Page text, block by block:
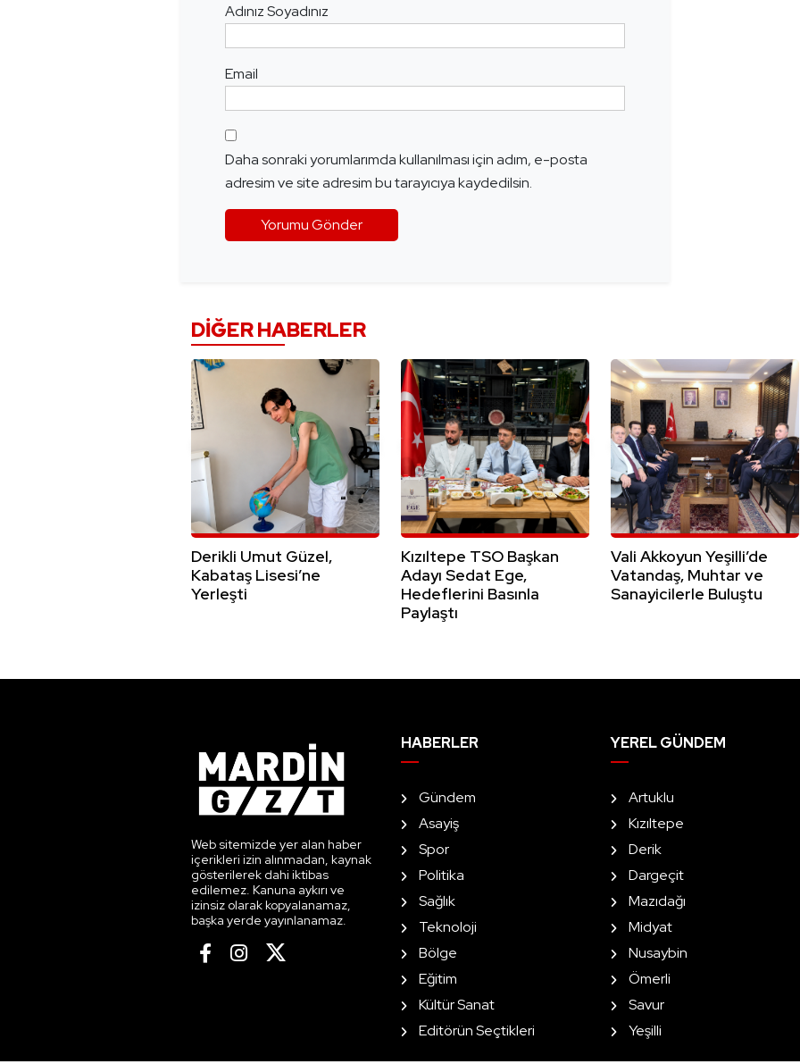
Adınız Soyadınız
Email
Daha sonraki yorumlarımda kullanılması için adım, e-posta
adresim ve site adresim bu tarayıcıya kaydedilsin.
DIĞER HABERLER
Derikli Umut Güzel,
Kabataş Lisesi’ne
Yerleşti
Kızıltepe TSO Başkan
Adayı Sedat Ege,
Hedeflerini Basınla
Paylaştı
Vali Akkoyun Yeşilli’de
Vatandaş, Muhtar ve
Sanayicilerle Buluştu
Web sitemizde yer alan haber
içerikleri izin alınmadan, kaynak
gösterilerek dahi iktibas
edilemez. Kanuna aykırı ve
izinsiz olarak kopyalanamaz,
başka yerde yayınlanamaz.
HABERLER
Gündem
Asayiş
Spor
Politika
Sağlık
Teknoloji
Bölge
Eğitim
Kültür Sanat
Editörün Seçtikleri
YEREL GÜNDEM
Artuklu
Kızıltepe
Derik
Dargeçit
Mazıdağı
Midyat
Nusaybin
Ömerli
Savur
Yeşilli